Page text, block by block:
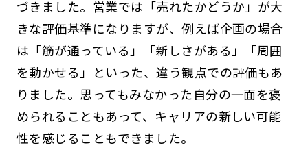
づきました。営業では「売れたかどうか」が大
きな評価基準になりますが、例えば企画の場合
は「筋が通っている」「新しさがある」「周囲
を動かせる」といった、違う観点での評価もあ
りました。思ってもみなかった自分の一面を褒
められることもあって、キャリアの新しい可能
性を感じることもできました。